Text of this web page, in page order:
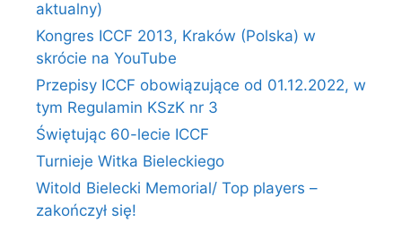
aktualny)
Kongres ICCF 2013, Kraków (Polska) w
skrócie na YouTube
Przepisy ICCF obowiązujące od 01.12.2022, w
tym Regulamin KSzK nr 3
Świętując 60-lecie ICCF
Turnieje Witka Bieleckiego
Witold Bielecki Memorial/ Top players –
zakończył się!